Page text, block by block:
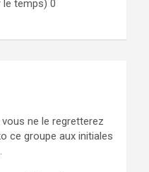
le temps) 0
ne le regretterez
ce groupe aux initiales